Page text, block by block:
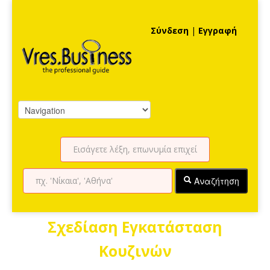
Σύνδεση | Εγγραφή
Αναζήτηση
Σχεδίαση Εγκατάσταση
Κουζινών